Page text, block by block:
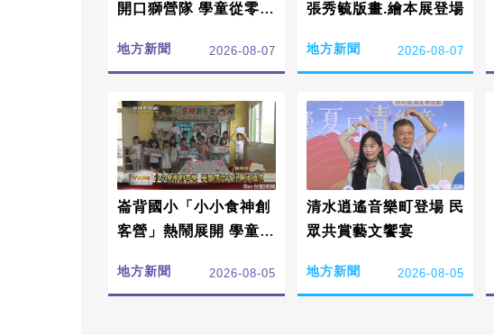
開口獅營隊 學童從零扎
地方新聞 2026-08-07
張秀毓版畫.繪本展登場
地方新聞 2026-08-07
崙背國小「小小食神創
客營」熱鬧展開 學童感
值
地方新聞 2026-08-05
清水逍遙音樂町登場 民
眾共賞藝文饗宴
地方新聞 2026-08-05